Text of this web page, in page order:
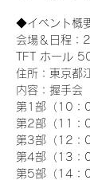
◆イベント概
会場＆日程
TFT ホール
住所：東京都
内容：握手会
第1部（10：
第2部（11：
第3部（12：
第4部（13：
第5部（14：